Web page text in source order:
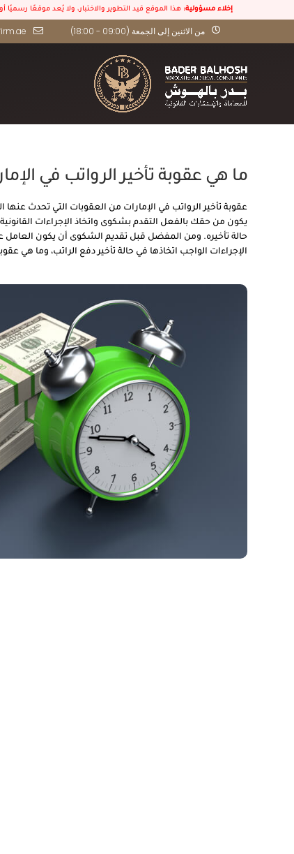
إخلاء مسؤولية: هذا الموقع قيد التطوير والاختبار، ولا يُعد موقعًا
من الاثنين إلى الجمعة (09:00 - 18:00)
ما هي عقوبة تأخير الرواتب في الإمارات
عقوبة تأخير الرواتب في الإمارات من العقوبات التي تحدث
يكون من حقك بالفعل التقدم بشكوى واتخاذ الإجراءات
حالة تأخيره. ومن المفضل قبل تقديم الشكوى أن يكون
الإجراءات الواجب اتخاذها في حالة تأخير دفع الراتب، وما هي